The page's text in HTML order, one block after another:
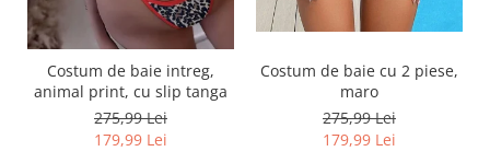
Costum de baie intreg,
animal print, cu slip tanga
275,99 Lei
179,99 Lei
Costum de baie cu 2 piese,
maro
275,99 Lei
179,99 Lei